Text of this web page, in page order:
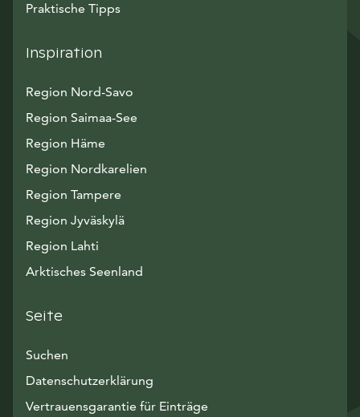
Praktische Tipps
Inspiration
Region Nord-Savo
Region Saimaa-See
Region Häme
Region Nordkarelien
Region Tampere
Region Jyväskylä
Region Lahti
Arktisches Seenland
Seite
Suchen
Datenschutzerklärung
Vertrauensgarantie für Einträge